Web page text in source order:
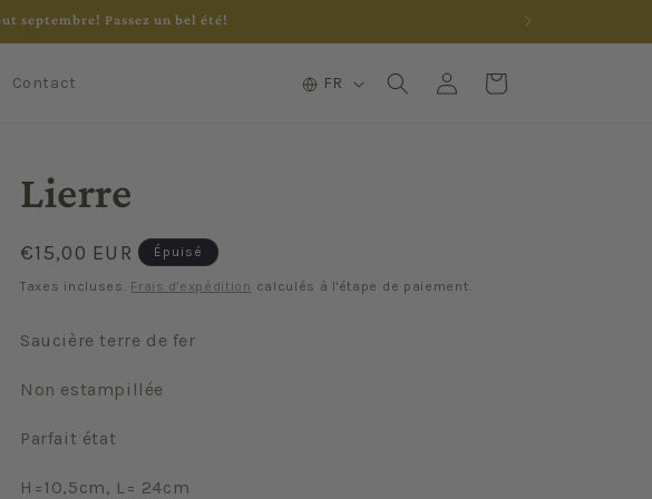
septembre! Passez un bel été!
Contact
L
FR ConnexionPanier
Lierre
Prix
habituel
€15,00 EUR Épuisé
Taxes incluses. Frais d'expédition calculés à l'étape de paiement.
Saucière terre de fer
Non estampillée
Parfait état
H=10,5cm, L= 24cm